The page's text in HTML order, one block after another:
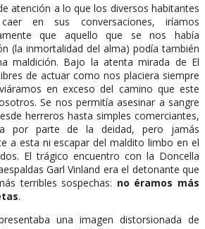
atención a lo que los diversos habitantes
en sus conversaciones, iríamos
que aquello que se nos había
(la inmortalidad del alma) podía también
maldición. Bajo la atenta mirada de El
de actuar como nos placiera siempre
en exceso del camino que este
Se nos permitía asesinar a sangre
herreros hasta simples comerciantes,
por parte de la deidad, pero jamás
a esta ni escapar del maldito limbo en el
El trágico encuentro con la Doncella
Garl Vinland era el detonante que
terribles sospechas: no éramos más
.
una imagen distorsionada de